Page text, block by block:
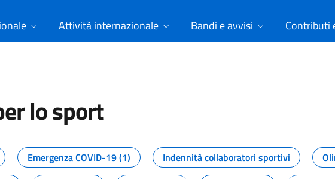
Attività internazionale Bandi e avvisi Contributi
lo sport
dal Dipartimento per lo sport
Emergenza COVID-19 (1) Indennità collaboratori sportivi